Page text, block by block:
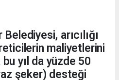
arıcılığı
maliyetlerini
yıl da yüzde 50
şeker) desteği